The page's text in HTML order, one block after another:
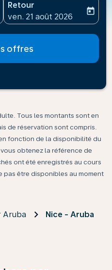
aria-label
Retour
fc-booking-return-date-
ven. 21 août 2026
today
offres
Tous les montants sont en
de réservation sont compris.
fonction de la disponibilité du
obtenez la référence de
ont été enregistrés au cours
pas être disponibles au moment
Aruba Nice - Aruba